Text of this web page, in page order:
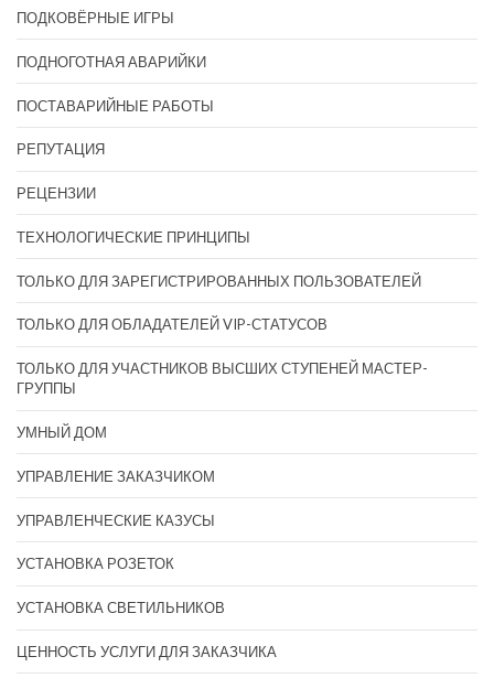
ПОДКОВЁРНЫЕ ИГРЫ
ПОДНОГОТНАЯ АВАРИЙКИ
ПОСТАВАРИЙНЫЕ РАБОТЫ
РЕПУТАЦИЯ
РЕЦЕНЗИИ
ТЕХНОЛОГИЧЕСКИЕ ПРИНЦИПЫ
ТОЛЬКО ДЛЯ ЗАРЕГИСТРИРОВАННЫХ ПОЛЬЗОВАТЕЛЕЙ
ТОЛЬКО ДЛЯ ОБЛАДАТЕЛЕЙ VIP-СТАТУСОВ
ТОЛЬКО ДЛЯ УЧАСТНИКОВ ВЫСШИХ СТУПЕНЕЙ МАСТЕР-
ГРУППЫ
УМНЫЙ ДОМ
УПРАВЛЕНИЕ ЗАКАЗЧИКОМ
УПРАВЛЕНЧЕСКИЕ КАЗУСЫ
УСТАНОВКА РОЗЕТОК
УСТАНОВКА СВЕТИЛЬНИКОВ
ЦЕННОСТЬ УСЛУГИ ДЛЯ ЗАКАЗЧИКА